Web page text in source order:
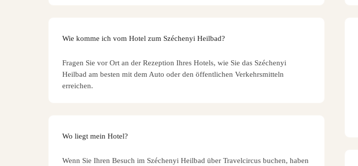
Wie komme ich vom Hotel zum Széchenyi Heilbad?
Fragen Sie vor Ort an der Rezeption Ihres Hotels, wie Sie das Széchenyi
Heilbad am besten mit dem Auto oder den öffentlichen Verkehrsmitteln
erreichen.
Wo liegt mein Hotel?
Wenn Sie Ihren Besuch im Széchenyi Heilbad über Travelcircus buchen, haben